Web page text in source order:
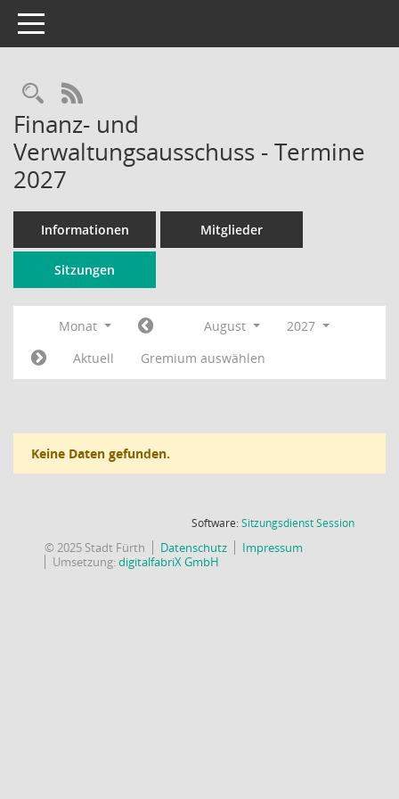
Toggle navigation
Rechercheauswahl
RSS-Feed
Finanz- und
Verwaltungsausschuss - Termine
2027
Informationen Mitglieder
Sitzungen
Monat August
2027
Aktuell
Gremium auswählen
Keine Daten gefunden.
Software:SitzungsdienstSession(Wird in
© 2025 Stadt Fürth Datenschutz
Impressum
Umsetzung:digitalfabriX GmbH